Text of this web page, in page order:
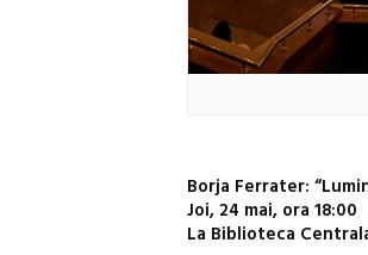
Borja Ferrater:
Joi, 24 mai, ora 18:00
La Biblioteca